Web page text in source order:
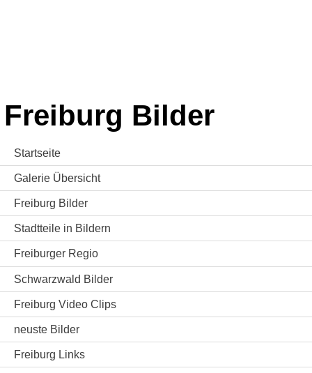
Freiburg Bilder
Startseite
Galerie Übersicht
Freiburg Bilder
Stadtteile in Bildern
Freiburger Regio
Schwarzwald Bilder
Freiburg Video Clips
neuste Bilder
Freiburg Links